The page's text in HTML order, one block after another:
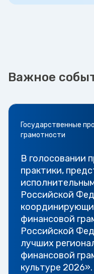
Важное
Государственные
грамотности
В голосовании
практики,
Российской
финансовой
Российской
лучших
финансовой
культуре 2026».